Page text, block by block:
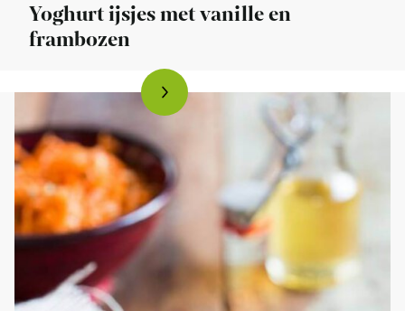
Yoghurt ijsjes met vanille en
frambozen